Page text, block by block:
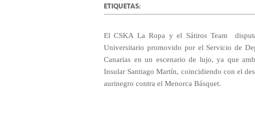
ETIQUETAS:
El CSKA La Ropa y el Sátiros Team
Universitario promovido por el Servicio de
Canarias en un escenario de lujo, ya que
Insular Santiago Martín, coincidiendo con el
aurinegro contra el Menorca Básquet.